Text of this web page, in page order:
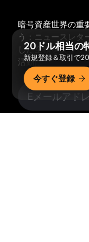
暗号資産世界の重
う：ニュースレタ
した全額を失うリ
活動はすべての人
20ドル相当の
新規登録＆取引で
今すぐ登録